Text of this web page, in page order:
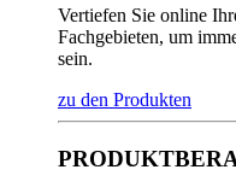
Vertiefen Sie online
Fachgebieten, um
sein.
zu den Produkten